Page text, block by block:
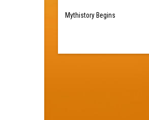
Mythistory Begins